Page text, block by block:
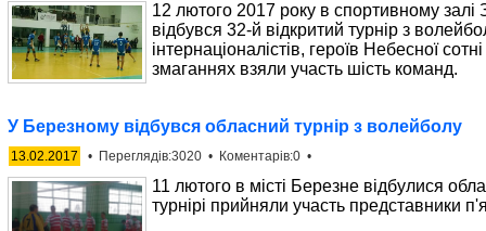
12 лютого 2017 року в спортивному залі
відбувся 32-й відкритий турнір з
інтернаціоналістів, героїв Небесної
змаганнях взяли участь шість команд.
У Березному відбувся обласний турнір з волейболу
13.02.2017 • Переглядів:3020 • Коментарів:0 •
11 лютого в місті Березне відбулися
турнірі прийняли участь представники